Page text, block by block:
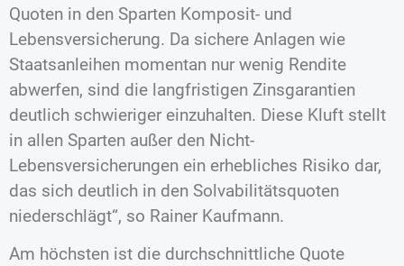
Quoten in den Sparten Komposit- und
Lebensversicherung. Da sichere Anlagen wie
Staatsanleihen momentan nur wenig Rendite
abwerfen, sind die langfristigen Zinsgarantien
deutlich schwieriger einzuhalten. Diese Kluft stellt
in allen Sparten außer den Nicht-
Lebensversicherungen ein erhebliches Risiko dar,
das sich deutlich in den Solvabilitätsquoten
niederschlägt“, so Rainer Kaufmann.
Am höchsten ist die durchschnittliche Quote